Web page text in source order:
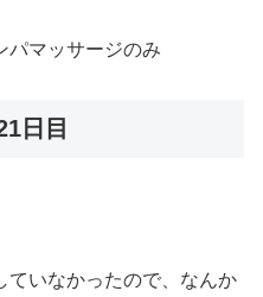
パマッサージのみ
日目
ていなかったので、なんか